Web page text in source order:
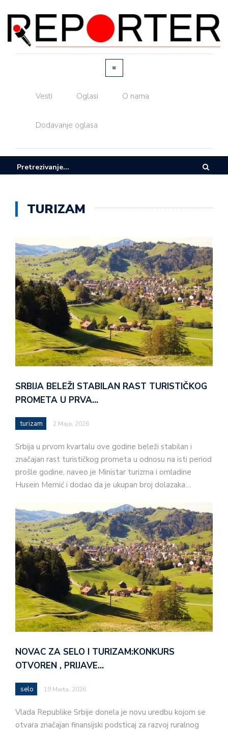
Vesti Oglasi O nama
Dodavanje oglasa
TURIZAM
SRBIJA BELEŽI STABILAN RAST TURISTIČKOG
PROMETA U PRVA…
turizam 2 Maja, 2026
Srbija u prvom kvartalu ove godine beleži stabilan i
značajan rast turističkog prometa u odnosu na isti period
prošle godine, naveo je Ministar turizma i omladine
Husein Memić i dodao da je ukupan broj dolazaka…
NOVAC ZA SELO I TURIZAM:KONKURS
OTVOREN , PRIJAVE…
selo 19 Marta, 2026
Vlada Republike Srbije donela je novu uredbu kojom se
otvara značajan finansijski podsticaj za razvoj ruralnog